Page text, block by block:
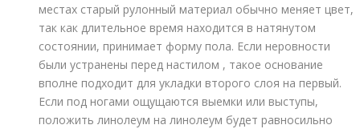
местах старый рулонный материал обычно меняет цвет,
так как длительное время находится в натянутом
состоянии, принимает форму пола. Если неровности
были устранены перед настилом , такое основание
вполне подходит для укладки второго слоя на первый.
Если под ногами ощущаются выемки или выступы,
положить линолеум на линолеум будет равносильно